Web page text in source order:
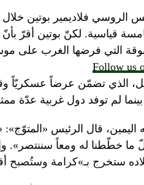
الروسي فلاديمير بوتين
قياسية. لكنّ بوتين أقرّ
التي فرضها الغرب على
Follow us
الذي تضمّن عرضاً عسكريّاً
بينما لم توفد دول غربية عدّة
اليمين، قال الرئيس
خطّطنا له ومعاً سننتصر».
ستخرج بـ»كرامة وستُصبح